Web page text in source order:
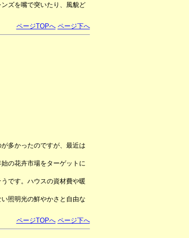
ズを嘴で突いたり、風貌ど
ページTOPへ ページ下へ
多かったのですが、最近は
の花卉市場をターゲットに
です。ハウスの資材費や暖
照明光の鮮やかさと自由な
ページTOPへ ページ下へ